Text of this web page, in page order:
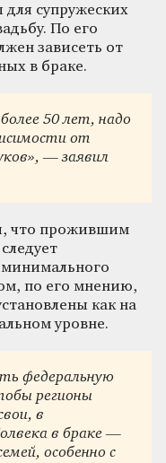
супружеских
По его
зависеть от
в браке.
50 лет, надо
от
— заявил
что прожившим
по его мнению,
как на
уровне.
федеральную
регионы
в
в браке —
особенно с